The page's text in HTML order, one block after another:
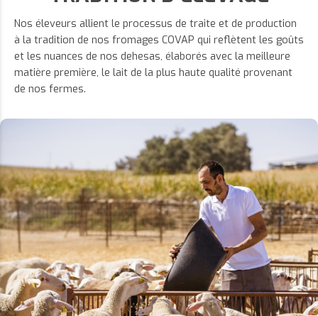
Nos éleveurs allient le processus de traite et de production
à la tradition de nos fromages COVAP qui reflètent les goûts
et les nuances de nos dehesas, élaborés avec la meilleure
matière première, le lait de la plus haute qualité provenant
de nos fermes.